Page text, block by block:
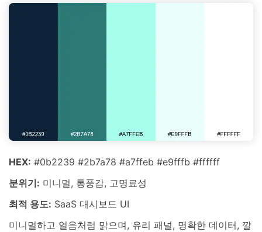
HEX: #0b2239 #2b7a78 #a7ffeb #e9fffb #ffffff
분위기: 미니멀, 통풍감, 고명료성
최적 용도: SaaS 대시보드 UI
미니멀하고 얼음처럼 맑으며, 유리 패널, 명확한 데이터, 깔